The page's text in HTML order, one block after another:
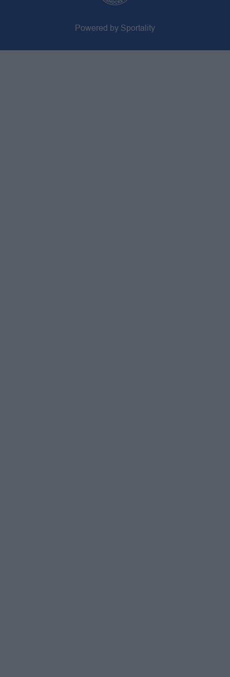
Powered by Sportality